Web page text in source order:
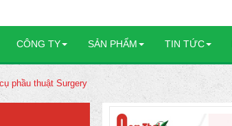
CÔNG TY SẢN PHẨM TIN TỨC
phầu thuật Surgery